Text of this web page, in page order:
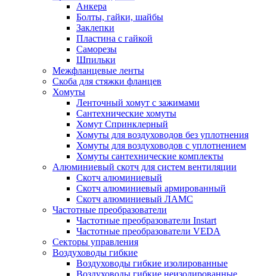
Анкера
Болты, гайки, шайбы
Заклепки
Пластина с гайкой
Саморезы
Шпильки
Межфланцевые ленты
Скоба для стяжки фланцев
Хомуты
Ленточный хомут с зажимами
Сантехнические хомуты
Хомут Спринклерный
Хомуты для воздуховодов без уплотнения
Хомуты для воздуховодов с уплотнением
Хомуты сантехнические комплекты
Алюминиевый скотч для систем вентиляции
Скотч алюминиевый
Скотч алюминиевый армированный
Скотч алюминиевый ЛАМС
Частотные преобразователи
Частотные преобразователи Instart
Частотные преобразователи VEDA
Секторы управления
Воздуховоды гибкие
Воздуховоды гибкие изолированные
Воздуховоды гибкие неизолированные